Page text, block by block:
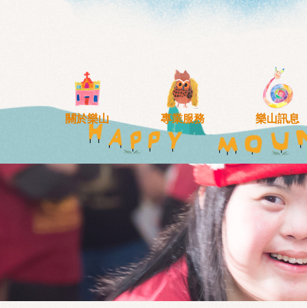
關於樂山 專業服務 樂山訊息